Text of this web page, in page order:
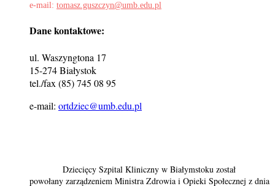
e-mail: tomasz.guszczyn@umb.edu.pl
Dane kontaktowe:
ul. Waszyngtona 17
15-274 Białystok
tel./fax (85) 745 08 95
e-mail: ortdziec@umb.edu.pl
Dziecięcy Szpital Kliniczny w Białymstoku został
powołany zarządzeniem Ministra Zdrowia i Opieki Społecznej z dnia